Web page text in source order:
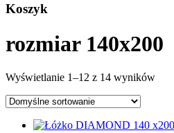
Koszyk
rozmiar 140x200
Wyświetlanie 1–12 z 14 wyników